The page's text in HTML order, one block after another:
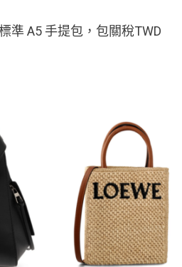
準 A5 手提包，包關稅TWD